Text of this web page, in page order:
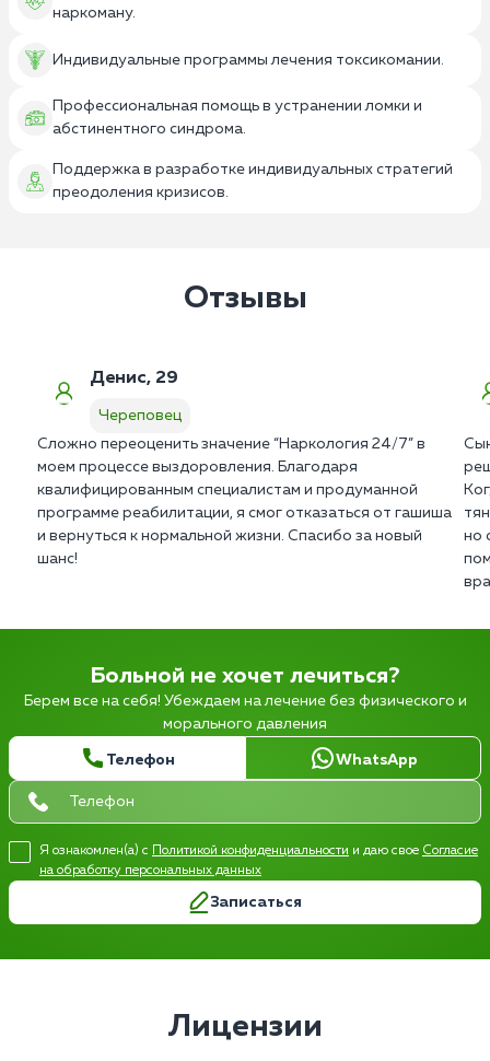
наркоману.
Индивидуальные программы лечения токсикомании.
Профессиональная помощь в устранении ломки и
абстинентного синдрома.
Поддержка в разработке индивидуальных стратегий
преодоления кризисов.
Отзывы
Денис, 29
Череповец
Сложно переоценить значение “Наркология 24/7” в
моем процессе выздоровления. Благодаря
квалифицированным специалистам и продуманной
программе реабилитации, я смог отказаться от гашиша
и вернуться к нормальной жизни. Спасибо за новый
шанс!
но
Больной не хочет лечиться?
Берем все на себя! Убеждаем на лечение без физического и
морального давления
Телефон WhatsApp
Я ознакомлен(а) с Политикой конфиденциальности и даю свое Согласие
на обработку персональных данных
Записаться
Лицензии